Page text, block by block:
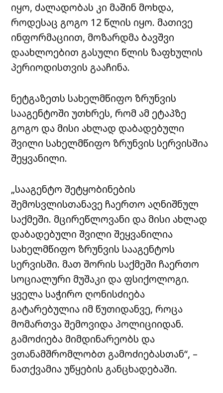
იყო, ძალადობას კი მაშინ მოხდა,
როდესაც გოგო 12 წლის იყო. მათივე
ინფორმაციით, მოზარდმა ბავშვი
დაახლოებით გასული წლის ზაფხულის
პერიოდისთვის გააჩინა.
ნეტგაზეთს სახელმწიფო ზრუნვის
სააგენტოში უთხრეს, რომ ამ ეტაპზე
გოგო და მისი ახლად დაბადებული
შვილი სახელმწიფო ზრუნვის სერვისშია
შეყვანილი.
„სააგენტო შეტყობინების
შემოსვლისთანავე ჩაერთო აღნიშნულ
საქმეში. მცირეწლოვანი და მისი ახლად
დაბადებული შვილი შეყვანილია
სახელმწიფო ზრუნვის სააგენტოს
სერვისში. მათ შორის საქმეში ჩაერთო
სოციალური მუშაკი და ფსიქოლოგი.
ყველა საჭირო ღონისძიება
გატარებულია იმ წუთიდანვე, როცა
მომართვა შემოვიდა პოლიციიდან.
გამოძიება მიმდინარეობს და
ვთანამშრომლობთ გამოძიებასთან“, –
ნათქვამია უწყების განცხადებაში.